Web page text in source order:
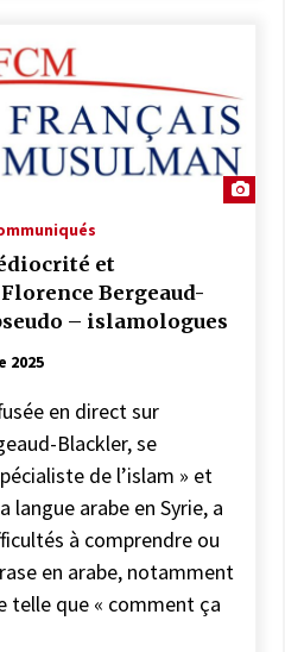
et
Bergeaud-
– islamologues
2025
en direct sur
Blackler, se
de l’islam » et
langue arabe en Syrie, a
à comprendre ou
en arabe, notamment
telle que « comment ça